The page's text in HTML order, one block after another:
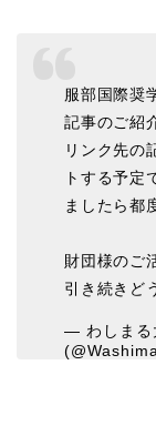
服部国際奨
記事のご紹
リンク先の
トする予定
ましたら都
財団様のご
引き続きど
— わしまる